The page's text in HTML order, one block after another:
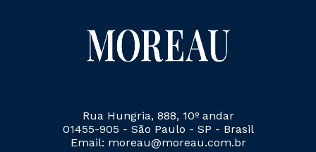
Rua Hungria, 888, 10º andar
01455-905 - São Paulo - SP - Brasil
Email: moreau@moreau.com.br